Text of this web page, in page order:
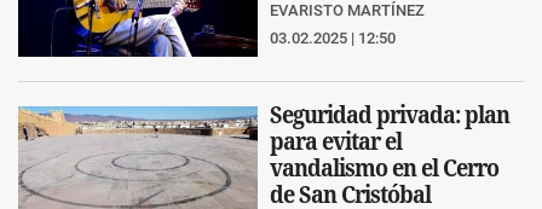
EVARISTO MARTÍNEZ
03.02.2025 | 12:50
Seguridad privada: plan
para evitar el
vandalismo en el Cerro
de San Cristóbal